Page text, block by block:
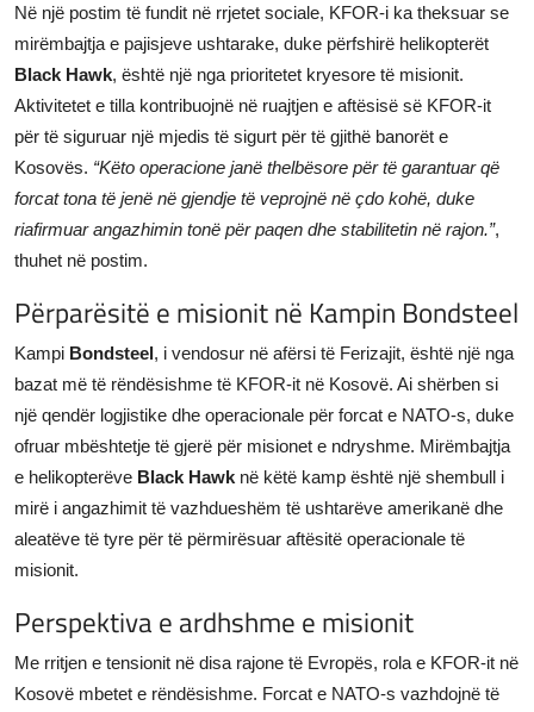
Në një postim të fundit në rrjetet sociale, KFOR-i ka theksuar se
mirëmbajtja e pajisjeve ushtarake, duke përfshirë helikopterët
Black Hawk, është një nga prioritetet kryesore të misionit.
Aktivitetet e tilla kontribuojnë në ruajtjen e aftësisë së KFOR-it
për të siguruar një mjedis të sigurt për të gjithë banorët e
Kosovës. “Këto operacione janë thelbësore për të garantuar që
forcat tona të jenë në gjendje të veprojnë në çdo kohë, duke
riafirmuar angazhimin tonë për paqen dhe stabilitetin në rajon.”,
thuhet në postim.
Përparësitë e misionit në Kampin Bondsteel
Kampi Bondsteel, i vendosur në afërsi të Ferizajit, është një nga
bazat më të rëndësishme të KFOR-it në Kosovë. Ai shërben si
një qendër logjistike dhe operacionale për forcat e NATO-s, duke
ofruar mbështetje të gjerë për misionet e ndryshme. Mirëmbajtja
e helikopterëve Black Hawk në këtë kamp është një shembull i
mirë i angazhimit të vazhdueshëm të ushtarëve amerikanë dhe
aleatëve të tyre për të përmirësuar aftësitë operacionale të
misionit.
Perspektiva e ardhshme e misionit
Me rritjen e tensionit në disa rajone të Evropës, rola e KFOR-it në
Kosovë mbetet e rëndësishme. Forcat e NATO-s vazhdojnë të